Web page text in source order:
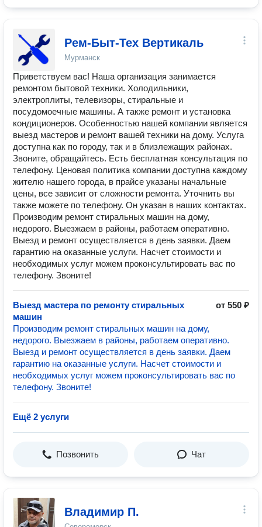
Рем-Быт-Тех Вертикаль
Мурманск
Приветствуем вас! Наша организация занимается
ремонтом бытовой техники. Холодильники,
электроплиты, телевизоры, стиральные и
посудомоечные машины. А также ремонт и установка
кондиционеров. Особенностью нашей компании является
выезд мастеров и ремонт вашей техники на дому. Услуга
доступна как по городу, так и в близлежащих районах.
Звоните, обращайтесь. Есть бесплатная консультация по
телефону. Ценовая политика компании доступна каждому
жителю нашего города, в прайсе указаны начальные
цены, все зависит от сложности ремонта. Уточнить вы
также можете по телефону. Он указан в наших контактах.
Производим ремонт стиральных машин на дому,
недорого. Выезжаем в районы, работаем оперативно.
Выезд и ремонт осуществляется в день заявки. Даем
гарантию на оказанные услуги. Насчет стоимости и
необходимых услуг можем проконсультировать вас по
телефону. Звоните!
Выезд мастера по ремонту стиральных
машин
от 550 ₽
Производим ремонт стиральных машин на дому,
недорого. Выезжаем в районы, работаем оперативно.
Выезд и ремонт осуществляется в день заявки. Даем
гарантию на оказанные услуги. Насчет стоимости и
необходимых услуг можем проконсультировать вас по
телефону. Звоните!
Ещё 2 услуги
Позвонить Чат
Владимир П.